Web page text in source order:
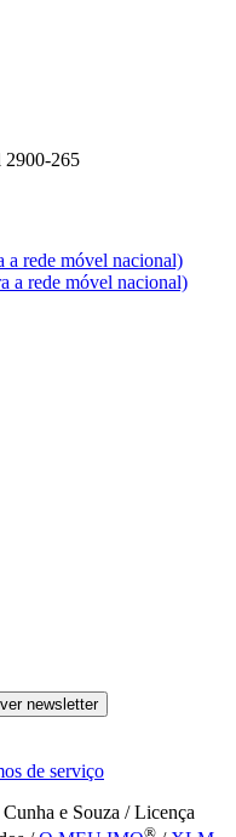
2900-265
a rede móvel nacional)
a rede móvel nacional)
newsletter
de serviço
e Souza / Licença
®